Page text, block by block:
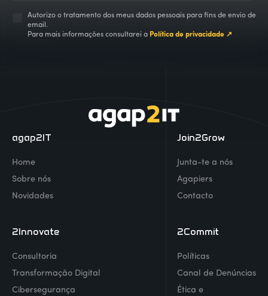
Autorizo o tratamento dos meus dados pessoais para fins de envio de
email.
Para mais informações consultarei a Política de privacidade ↗
agap2IT
Home
Sobre nós
Novidades
Join2Grow
Junta-te a nós
Agapiers
Contacto
2Innovate
Consultoria
Transformação Digital
Cibersegurança
2Commit
Políticas
Canal de Denúncias
Ética e